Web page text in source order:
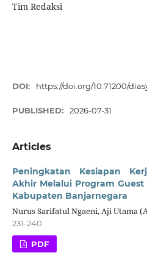
Tim Redaksi
DOI: https://doi.org/10.71200/
PUBLISHED: 2026-07-31
Articles
Peningkatan Kesiapan
Akhir Melalui Program
Kabupaten Banjarnegara
Nurus Sarifatul Ngaeni, Aji Utama
231-240
PDF